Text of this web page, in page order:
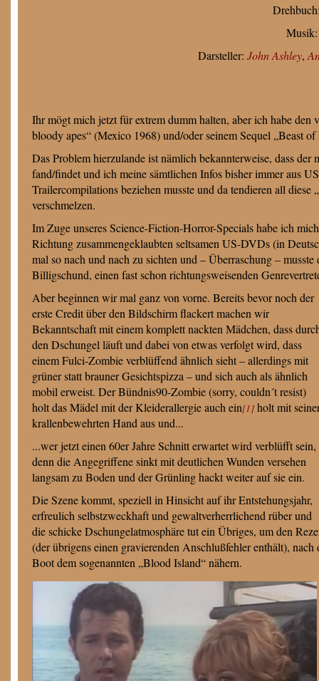
Darsteller: John Ashley,
Ihr mögt mich jetzt für extrem dumm halten, aber ich habe
bloody apes“ (Mexico 1968) und/oder seinem Sequel „Beast
Das Problem hierzulande ist nämlich bekannterweise, dass
fand/findet und ich meine sämtlichen Infos bisher immer aus
Trailercompilations beziehen musste und da tendieren all
verschmelzen.
Im Zuge unseres Science-Fiction-Horror-Specials habe ich
Richtung zusammengeklaubten seltsamen US-DVDs (in
mal so nach und nach zu sichten und – Überraschung –
Billigschund, einen fast schon richtungsweisenden
Aber beginnen wir mal ganz von vorne. Bereits bevor noch der
erste Credit über den Bildschirm flackert machen wir
Bekanntschaft mit einem komplett nackten Mädchen, dass
den Dschungel läuft und dabei von etwas verfolgt wird, dass
einem Fulci-Zombie verblüffend ähnlich sieht – allerdings mit
grüner statt brauner Gesichtspizza – und sich auch als ähnlich
mobil erweist. Der Bündnis90-Zombie (sorry, couldn´t resist)
holt das Mädel mit der Kleiderallergie auch ein[1] holt mit
krallenbewehrten Hand aus und...
...wer jetzt einen 60er Jahre Schnitt erwartet wird verblüfft sein,
denn die Angegriffene sinkt mit deutlichen Wunden versehen
langsam zu Boden und der Grünling hackt weiter auf sie ein.
Die Szene kommt, speziell in Hinsicht auf ihr Entstehungsjahr,
erfreulich selbstzweckhaft und gewaltverherrlichend rüber und
die schicke Dschungelatmosphäre tut ein Übriges, um den
(der übrigens einen gravierenden Anschlußfehler enthält),
Boot dem sogenannten „Blood Island“ nähern.